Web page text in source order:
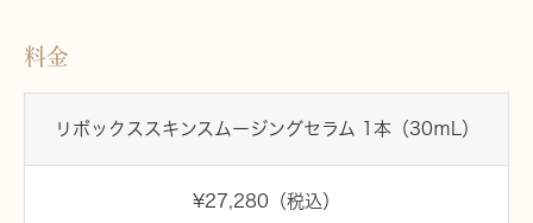
料金
リボックススキンスムージングセラム 1本（30ｍL）
¥27,280（税込）